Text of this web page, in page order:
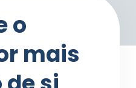
o
mais